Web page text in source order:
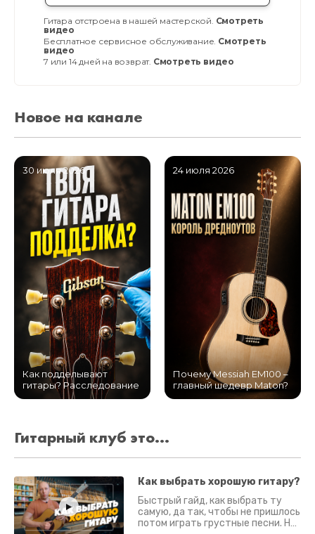
Гитара отстроена в нашей мастерской. Смотреть
видео
Бесплатное сервисное обслуживание. Смотреть
видео
7 или 14 дней на возврат. Смотреть видео
Новое на канале
30 июля 2026
Как подделывают
гитары? Расследование
24 июля 2026
Почему Messiah EM100 –
главный шедевр Maton?
Гитарный клуб это...
Как выбрать хорошую гитару?
Быстрый гайд, как выбрать ту
самую, да так, чтобы не пришлось
потом играть грустные песни. На